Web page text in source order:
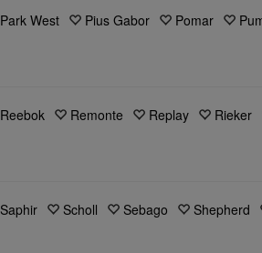
Park West Pius Gabor Pomar
Reebok Remonte Replay Rieker
Saphir Scholl Sebago Shepherd